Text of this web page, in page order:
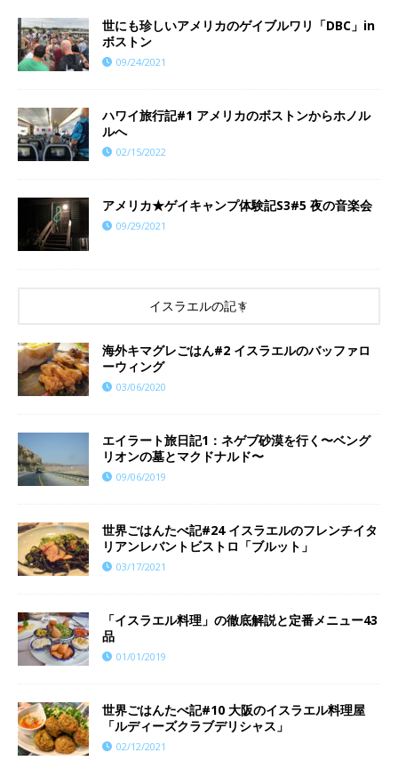
世にも珍しいアメリカのゲイブルワリ「DBC」in
ボストン
09/24/2021
ハワイ旅行記#1 アメリカのボストンからホノル
ルへ
02/15/2022
アメリカ★ゲイキャンプ体験記S3#5 夜の音楽会
09/29/2021
イスラエルの記事
海外キマグレごはん#2 イスラエルのバッファロ
ーウィング
03/06/2020
エイラート旅日記1：ネゲブ砂漠を行く〜ベング
リオンの墓とマクドナルド〜
09/06/2019
世界ごはんたべ記#24 イスラエルのフレンチイタ
リアンレバントビストロ「ブルット」
03/17/2021
「イスラエル料理」の徹底解説と定番メニュー43
品
01/01/2019
世界ごはんたべ記#10 大阪のイスラエル料理屋
「ルディーズクラブデリシャス」
02/12/2021